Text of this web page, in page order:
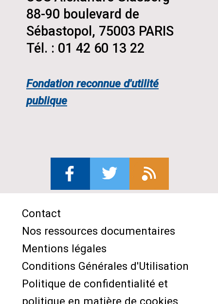
88-90 boulevard de
Sébastopol, 75003 PARIS
Tél. : 01 42 60 13 22
Fondation reconnue d'utilité
publique
Menu
Pied
de
page
Contact
Nos ressources documentaires
Mentions légales
Conditions Générales d'Utilisation
Politique de confidentialité et
politique en matière de cookies